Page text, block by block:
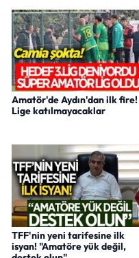
Amatör'de Aydın'dan ilk fire!
Lige katılmayacaklar
TFF'nin yeni tarifesine ilk
isyan! "Amatöre yük değil,